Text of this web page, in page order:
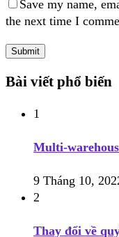
Save my name,
the next time I
Bài viết phổ biến
1
Multi-
9 Tháng 10,
2
Thay đổi về